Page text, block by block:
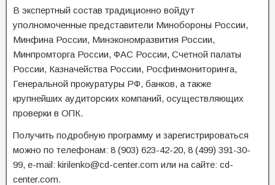
В экспертный состав традиционно войдут
уполномоченные представители Минобороны России,
Минфина России, Минэкономразвития России,
Минпромторга России, ФАС России, Счетной палаты
России, Казначейства России, Росфинмониторинга,
Генеральной прокуратуры РФ, банков, а также
крупнейших аудиторских компаний, осуществляющих
проверки в ОПК.
Получить подробную программу и зарегистрироваться
можно по телефонам: 8 (903) 623-42-20, 8 (499) 391-30-
99, e-mail: kirilenko@cd-center.com или на сайте: cd-
center.com.